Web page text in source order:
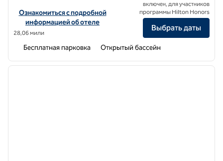
Посмотреть информацию об отеле Archipelagos Hotel, a SLH
Ознакомиться с подробной
информацией об отеле
28,06 мили
включен, для участников
программы Hilton Honors
Выбрать даты
Бесплатная парковка Открытый бассейн
1 из 12